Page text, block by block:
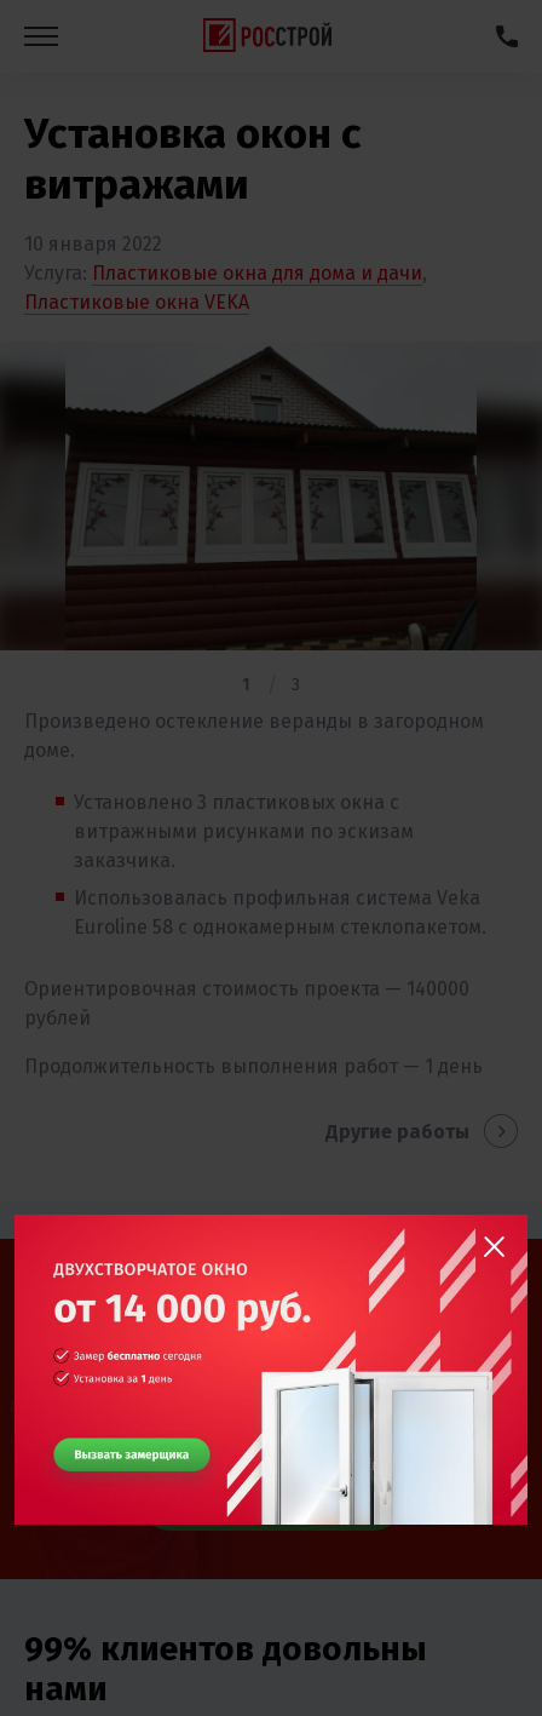
Установка окон с
витражами
10 января 2022
Услуга: Пластиковые окна для дома и дачи,
Пластиковые окна VEKA
1 3
Произведено остекление веранды в загородном
доме.
Установлено 3 пластиковых окна с
витражными рисунками по эскизам
заказчика.
Использовалась профильная система Veka
Еuroline 58 с однокамерным стеклопакетом.
Ориентировочная стоимость проекта — 140000
рублей
Продолжительность выполнения работ — 1 день
Другие работы
Выполним заказ по
вашим размерам!
подобрать вариант монтажа
Вызвать замерщика
99% клиентов довольны
нами